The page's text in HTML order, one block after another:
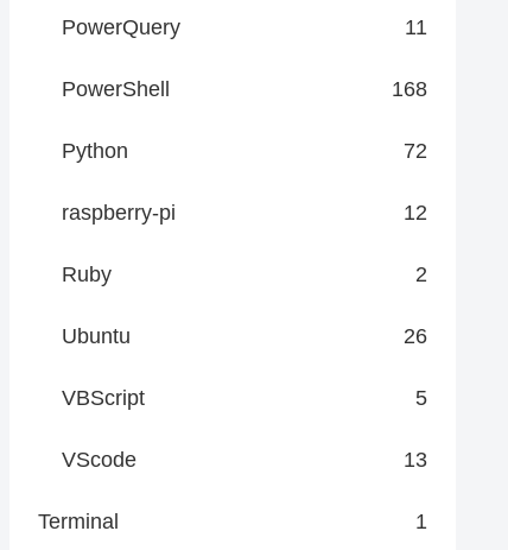
PowerQuery 11
PowerShell 168
Python 72
raspberry-pi 12
Ruby 2
Ubuntu 26
VBScript 5
VScode 13
Terminal 1